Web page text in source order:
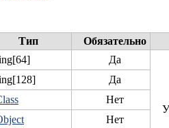
Тип Обязательно
Да
Да
Нет
Нет